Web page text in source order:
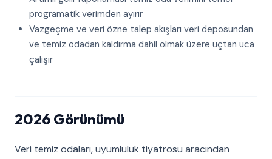
programatik verimden ayırır
Vazgeçme ve veri özne talep akışları veri deposundan
ve temiz odadan kaldırma dahil olmak üzere uçtan uca
çalışır
2026 Görünümü
Veri temiz odaları, uyumluluk tiyatrosu aracından